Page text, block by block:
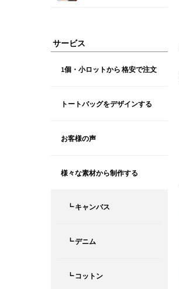
サービス
1個・小ロットから 格安で注文
トートバッグをデザインする
お客様の声
様々な素材から制作する
┗ キャンバス
┗ デニム
┗ コットン